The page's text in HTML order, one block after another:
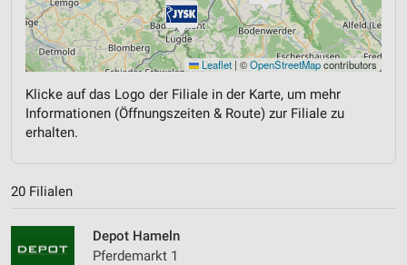
Leaflet | ©OpenStreetMapcontributors
Klicke auf das Logo der Filiale in der Karte, um mehr
Informationen (Öffnungszeiten & Route) zur Filiale zu
erhalten.
20 Filialen
Depot Hameln
Pferdemarkt 1